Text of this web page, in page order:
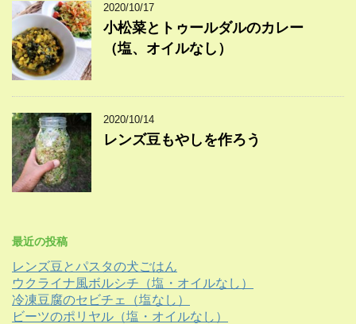
2020/10/17
小松菜とトゥールダルのカレー
（塩、オイルなし）
2020/10/14
レンズ豆もやしを作ろう
最近の投稿
レンズ豆とパスタの犬ごはん
ウクライナ風ボルシチ（塩・オイルなし）
冷凍豆腐のセビチェ（塩なし）
ビーツのポリヤル（塩・オイルなし）